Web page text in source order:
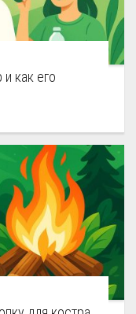
и как его